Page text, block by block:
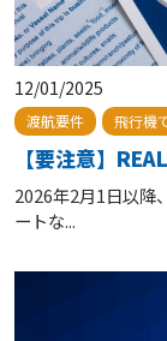
12/01/2025
渡航要件 飛行機
【要注意】
2026年2月1日以降
ートな...